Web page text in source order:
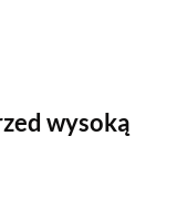
wysoką